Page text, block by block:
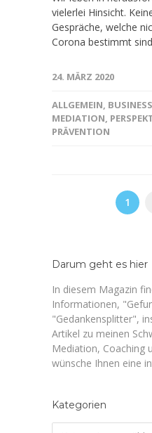
vielerlei Hinsicht.
Gespräche, welche
Corona bestimmt
24. MÄRZ 2020
ALLGEMEIN, BUSINESS
MEDIATION,
PRÄVENTION
1
Darum geht es hier
In diesem Magazin
Informationen,
"Gedankensplitter",
Artikel zu meinen
Mediation, Coaching
wünsche Ihnen eine
Kategorien